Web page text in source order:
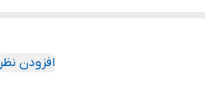
افزودن نظر